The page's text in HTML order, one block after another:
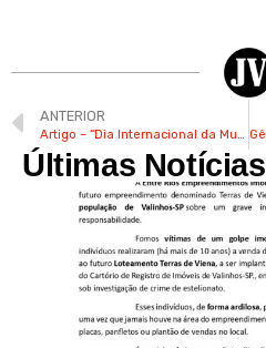
ANTERIOR
Últimas Notícias